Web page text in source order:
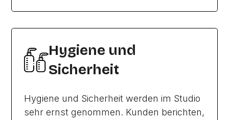
Hygiene und
Sicherheit
Hygiene und Sicherheit werden im Studio
sehr ernst genommen. Kunden berichten,